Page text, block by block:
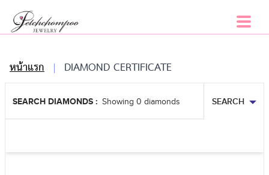
Petch Chompoo
หน้าแรก DIAMOND CERTIFICATE
SEARCH
SEARCH DIAMONDS : Showing 0 diamonds
RESET